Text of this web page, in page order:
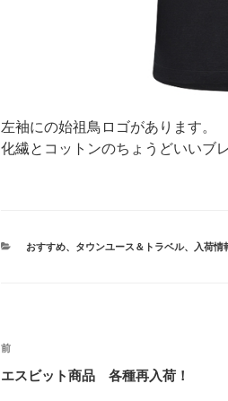
左袖にの始祖鳥ロゴがあります。
化繊とコットンのちょうどいいブ
カ
おすすめ、 タウンユース＆トラベル、 入荷情
投
稿
前
の
前
エスビット商品 各種再入荷！